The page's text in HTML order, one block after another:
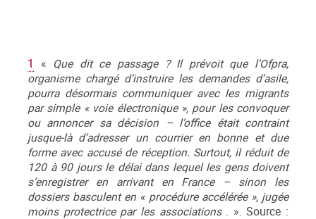
1 « Que dit ce passage ? Il prévoit que l’Ofpra,
organisme chargé d’instruire les demandes d’asile,
pourra désormais communiquer avec les migrants
par simple « voie électronique », pour les convoquer
ou annoncer sa décision – l’office était contraint
jusque-là d’adresser un courrier en bonne et due
forme avec accusé de réception. Surtout, il réduit de
120 à 90 jours le délai dans lequel les gens doivent
s’enregistrer en arrivant en France – sinon les
dossiers basculent en « procédure accélérée », jugée
moins protectrice par les associations . ». Source :